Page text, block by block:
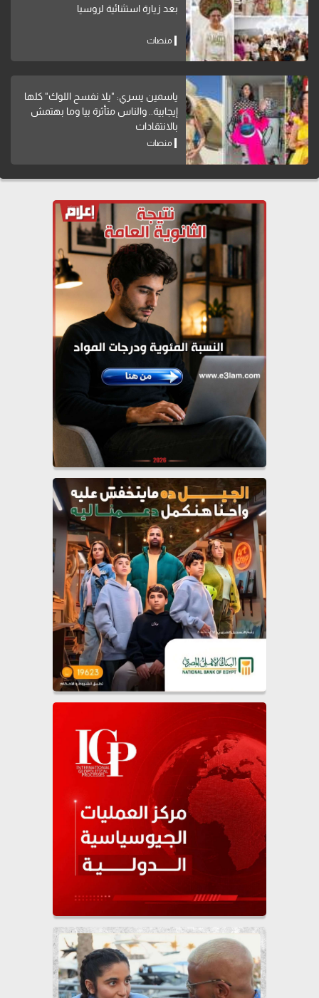
بعد زيارة استثنائية لروسيا
منصات
ياسمين يسري: "يلا نفسح اللوك" كلها
إيجابية.. والناس متأثرة بيا وما بهتمش
بالانتقادات
منصات